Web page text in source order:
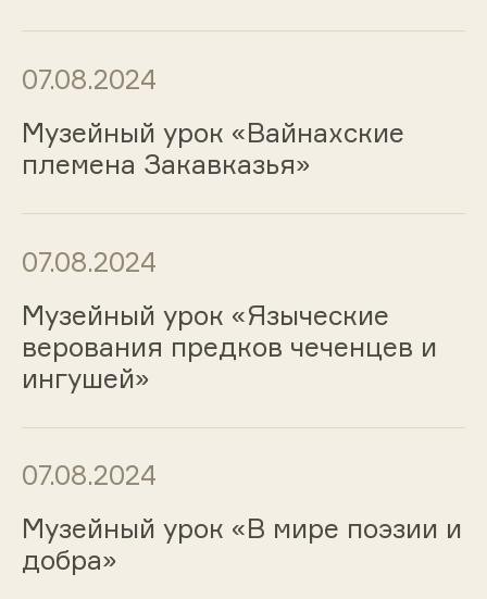
07.08.2024
Музейный урок «Вайнахские
племена Закавказья»
07.08.2024
Музейный урок «Языческие
верования предков чеченцев и
ингушей»
07.08.2024
Музейный урок «В мире поэзии и
добра»